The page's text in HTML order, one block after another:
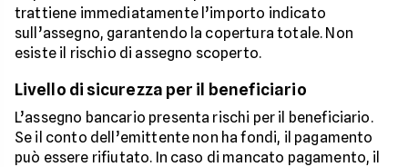
trattiene immediatamente l’importo indicato
sull’assegno, garantendo la copertura totale. Non
esiste il rischio di assegno scoperto.
Livello di sicurezza per il beneficiario
L’assegno bancario presenta rischi per il beneficiario.
Se il conto dell’emittente non ha fondi, il pagamento
può essere rifiutato. In caso di mancato pagamento, il